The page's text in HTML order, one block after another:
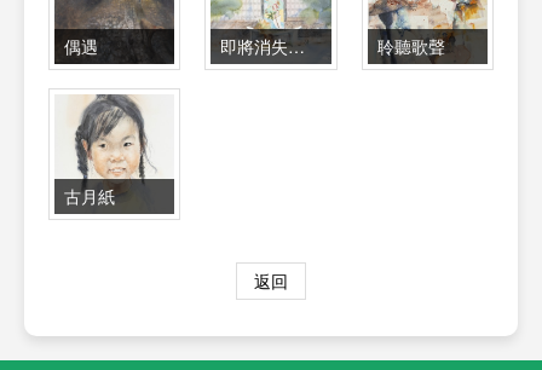
偶遇 即將消失的風景 聆聽歌聲
古月紙
返回